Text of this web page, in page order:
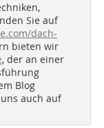
Sie auf
dach-
bieten wir
, der an einer
Blog
auch auf